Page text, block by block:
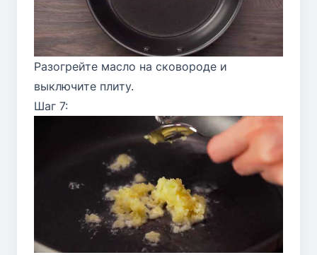
Разогрейте масло на сковороде и
выключите плиту.
Шаг 7: